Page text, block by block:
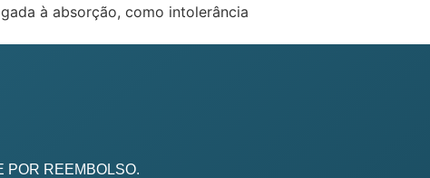
à absorção, como intolerância
POR REEMBOLSO.